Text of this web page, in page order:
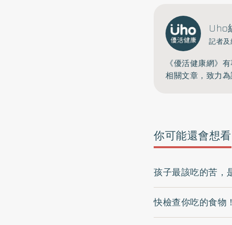
Uho
記者
《優活健康網》
相關文章，致力
你可能還會想看
孩子最該吃的苦，
快檢查你吃的食物